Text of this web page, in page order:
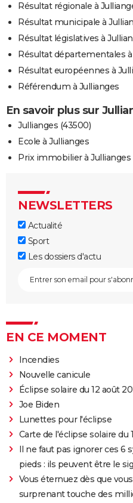
Résultat régionale à
Résultat municipale à
Résultat législatives à
Résultat départementales
Résultat européennes à
Référendum à Jullianges
En savoir plus sur
Jullianges (43500)
Ecole à Jullianges
Prix immobilier à Jullianges
NEWSLETTERS
Actualité
Sport
Les dossiers d'actu
EN CE MOMENT
Incendies
Nouvelle canicule
Éclipse solaire du 12 août
Joe Biden
Lunettes pour l'éclipse
Carte de l'éclipse solaire du
Il ne faut pas ignorer ces
pieds : ils peuvent être le
Vous éternuez dès que
surprenant touche des